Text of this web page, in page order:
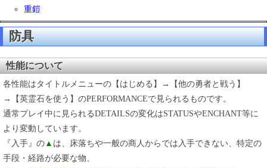
重鎧
防具
性能について
各性能はタイトルメニューの【はじめる】→【他の勇者と戦う】
→【英霊石を使う】のPERFORMANCEで見られるものです。
通常プレイ中に見られるDETAILSの変化はSTATUSやENCHANT等に
より変動しています。
『入手』の ▲ は、床落ちや一般の商人からでは入手できない、特定の
手段・経路が必要な物、